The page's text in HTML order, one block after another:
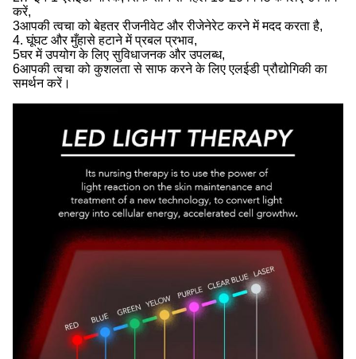
करें,
3आपकी त्वचा को बेहतर रीजनीवेट और रीजेनेरेट करने में मदद करता है,
4. घूंघट और मुँहासे हटाने में प्रबल प्रभाव,
5घर में उपयोग के लिए सुविधाजनक और उपलब्ध,
6आपकी त्वचा को कुशलता से साफ करने के लिए एलईडी प्रौद्योगिकी का
समर्थन करें।